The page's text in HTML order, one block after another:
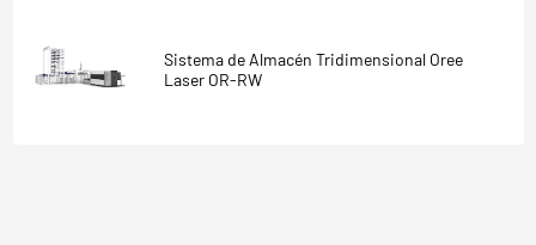
Sistema de Almacén Tridimensional Oree
Laser OR-RW